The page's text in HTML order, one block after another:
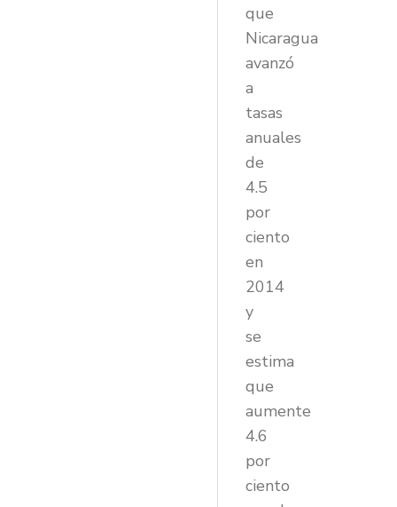
que
Nicaragua
avanzó
a
tasas
anuales
de
4.5
por
ciento
en
2014
y
se
estima
que
aumente
4.6
por
ciento